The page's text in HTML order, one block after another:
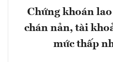
Chứng khoán
chán nản, tài
mức thấp